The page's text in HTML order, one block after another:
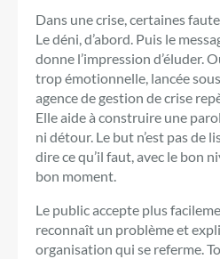
Dans une crise, certaines
Le déni, d’abord. Puis le
donne l’impression d’éluder.
trop émotionnelle, lancée
agence de gestion de crise
Elle aide à construire une
ni détour. Le but n’est pas de
dire ce qu’il faut, avec le bon
bon moment.
Le public accepte plus
reconnaît un problème et
organisation qui se referme.